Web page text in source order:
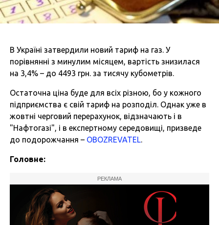
В Україні затвердили новий тариф на газ. У
порівнянні з минулим місяцем, вартість знизилася
на 3,4% – до 4493 грн. за тисячу кубометрів.
Остаточна ціна буде для всіх різною, бо у кожного
підприємства є свій тариф на розподіл. Однак уже в
жовтні черговий перерахунок, відзначають і в
"Нафтогазі", і в експертному середовищі, призведе
до подорожчання – OBOZREVATEL.
Головне:
РЕКЛАМА